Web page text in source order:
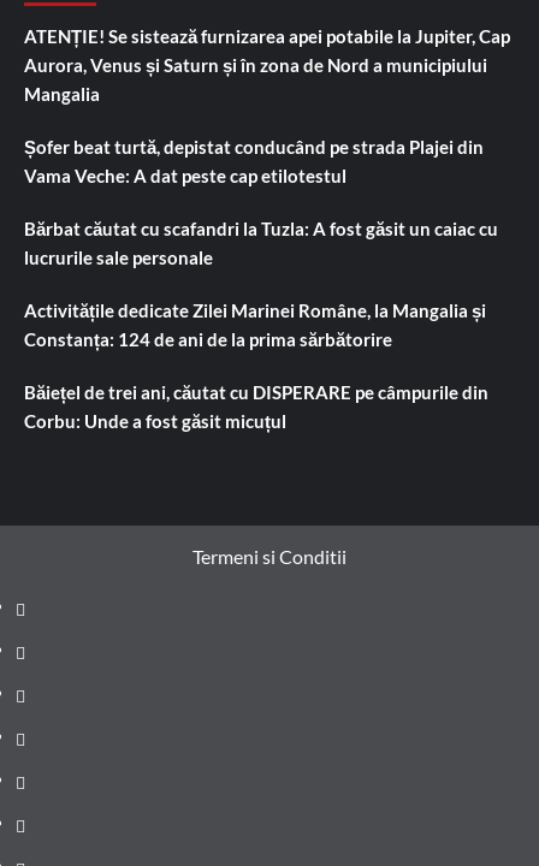
ATENȚIE! Se sistează furnizarea apei potabile la Jupiter, Cap
Aurora, Venus și Saturn și în zona de Nord a municipiului
Mangalia
Șofer beat turtă, depistat conducând pe strada Plajei din
Vama Veche: A dat peste cap etilotestul
Bărbat căutat cu scafandri la Tuzla: A fost găsit un caiac cu
lucrurile sale personale
Activitățile dedicate Zilei Marinei Române, la Mangalia și
Constanța: 124 de ani de la prima sărbătorire
Băiețel de trei ani, căutat cu DISPERARE pe câmpurile din
Corbu: Unde a fost găsit micuțul
Termeni si Conditii
Prima
pagină
Știri
de
ultima
Administrație
locală
Actualitate
Justiție
Cultura